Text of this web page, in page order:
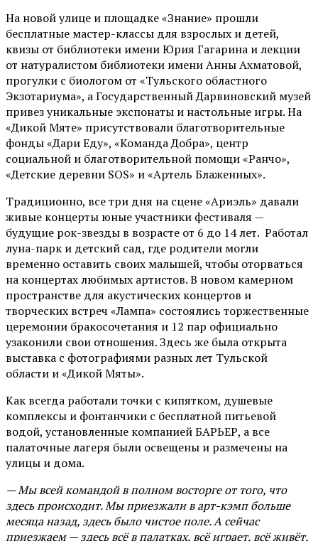
На новой улице и площадке «Знание» прошли
бесплатные мастер-классы для взрослых и детей,
квизы от библиотеки имени Юрия Гагарина и лекции
от натуралистом библиотеки имени Анны Ахматовой,
прогулки с биологом от «Тульского областного
Экзотариума», а Государственный Дарвиновский музей
привез уникальные экспонаты и настольные игры. На
«Дикой Мяте» присутствовали благотворительные
фонды «Дари Еду», «Команда Добра», центр
социальной и благотворительной помощи «Ранчо»,
«Детские деревни SOS» и «Артель Блаженных».
Традиционно, все три дня на сцене«Ариэль» давали
живые концерты юные участники фестиваля —
будущие рок-звезды в возрасте от 6 до 14 лет. Работал
луна-парк и детский сад, где родители могли
временно оставить своих малышей, чтобы оторваться
на концертах любимых артистов. В новом камерном
пространстве для акустических концертов и
творческих встреч «Лампа» состоялись торжественные
церемонии бракосочетания и 12 пар официально
узаконили свои отношения. Здесь же была открыта
выставка с фотографиями разных лет Тульской
области и «Дикой Мяты».
Как всегда работали точки с кипятком, душевые
комплексы и фонтанчики с бесплатной питьевой
водой, установленные компанией БАРЬЕР, а все
палаточные лагеря были освещены и размечены на
улицы и дома.
— Мы всей командой в полном восторге от того, что
здесь происходит. Мы приезжали в арт-кэмп больше
месяца назад, здесь было чистое поле. А сейчас
приезжаем — здесь всё в палатках, всё играет, всё живёт,